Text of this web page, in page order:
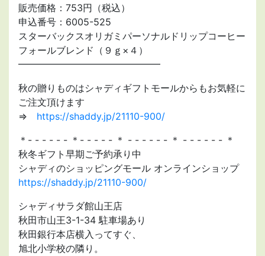
販売価格：753円（税込）
申込番号：6005-525
スターバックスオリガミパーソナルドリップコーヒー
フォールブレンド（９ｇ×４）
━━━━━━━━━━━━━━━
秋の贈りものはシャディギフトモールからもお気軽に
ご注文頂けます
⇒ https://shaddy.jp/21110-900/
＊- - - - - - ＊- - - - - ＊ - - - - - - ＊ - - - - - - ＊
秋冬ギフト早期ご予約承り中
シャディのショッピングモール オンラインショップ
https://shaddy.jp/21110-900/
シャディサラダ館山王店
秋田市山王3-1-34 駐車場あり
秋田銀行本店横入ってすぐ、
旭北小学校の隣り。